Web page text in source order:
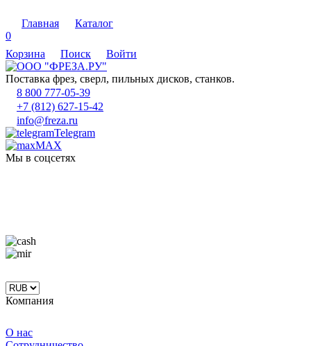
Главная
Каталог
0
Корзина
Поиск Войти
Поставка фрез, сверл, пильных дисков, станков.
8 800 777-05-39
+7 (812) 627-15-42
info@freza.ru
Telegram
MAX
Мы в соцсетях
Компания
О нас